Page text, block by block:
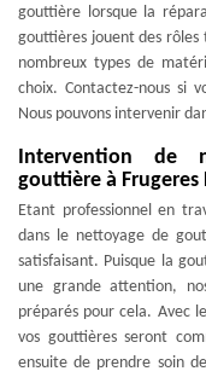
gouttière lorsque la
gouttières jouent des
nombreux types de
choix. Contactez-nous si
Nous pouvons intervenir
Intervention de
gouttière à Frugeres
Etant professionnel en
dans le nettoyage de
satisfaisant. Puisque la
une grande attention,
préparés pour cela. Avec
vos gouttières seront
ensuite de prendre soin